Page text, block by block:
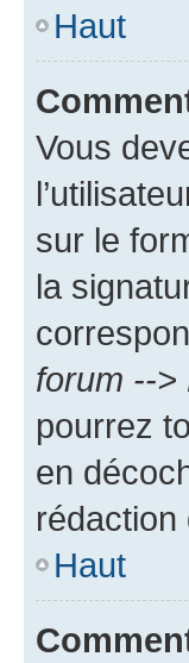
Haut
Vous
sur le
la
forum -->
pourrez
en
rédaction
Haut